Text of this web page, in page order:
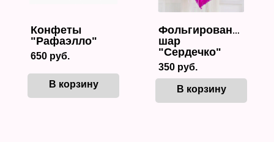
Конфеты
"Рафаэлло"
650 руб.
В корзину
Фольгированный
шар
"Сердечко"
350 руб.
В корзину